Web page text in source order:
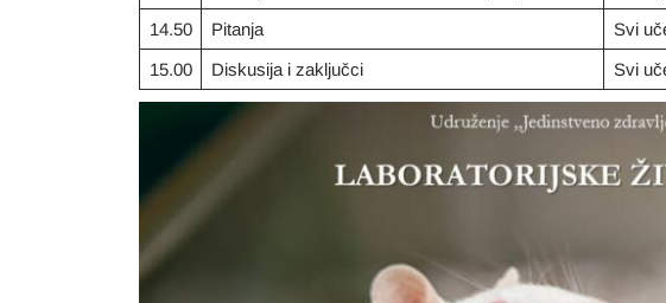
14.50
Pitanja
Svi
15.00
Diskusija i zaključci Svi